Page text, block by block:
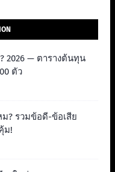
2026 — ตารางต้นทุน
ตัว
ม? รวมข้อดี-ข้อเสีย
ม!